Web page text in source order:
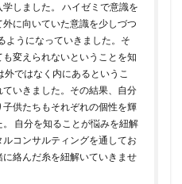
しました。 ハイゼミで意識を
に向いていた意識を少しづつ
ようになっていきました。そ
変えられないということを知
外ではなく内にあるというこ
いきました。その結果、自分
供たちもそれぞれの個性を輝
自分を知ることが悩みを紐解
コンサルティングを通してお
絡んだ糸を紐解いていきませ